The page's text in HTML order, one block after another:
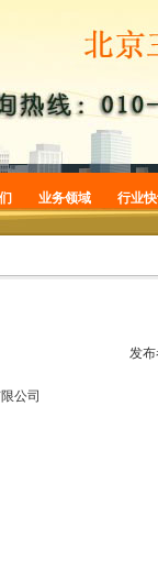
业务领域
商标服务
行业
发布
公司